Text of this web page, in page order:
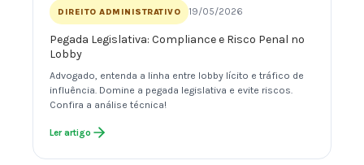
DIREITO ADMINISTRATIVO 19/05/2026
Pegada Legislativa: Compliance e Risco Penal no
Lobby
Advogado, entenda a linha entre lobby lícito e tráfico de
influência. Domine a pegada legislativa e evite riscos.
Confira a análise técnica!
Ler artigo